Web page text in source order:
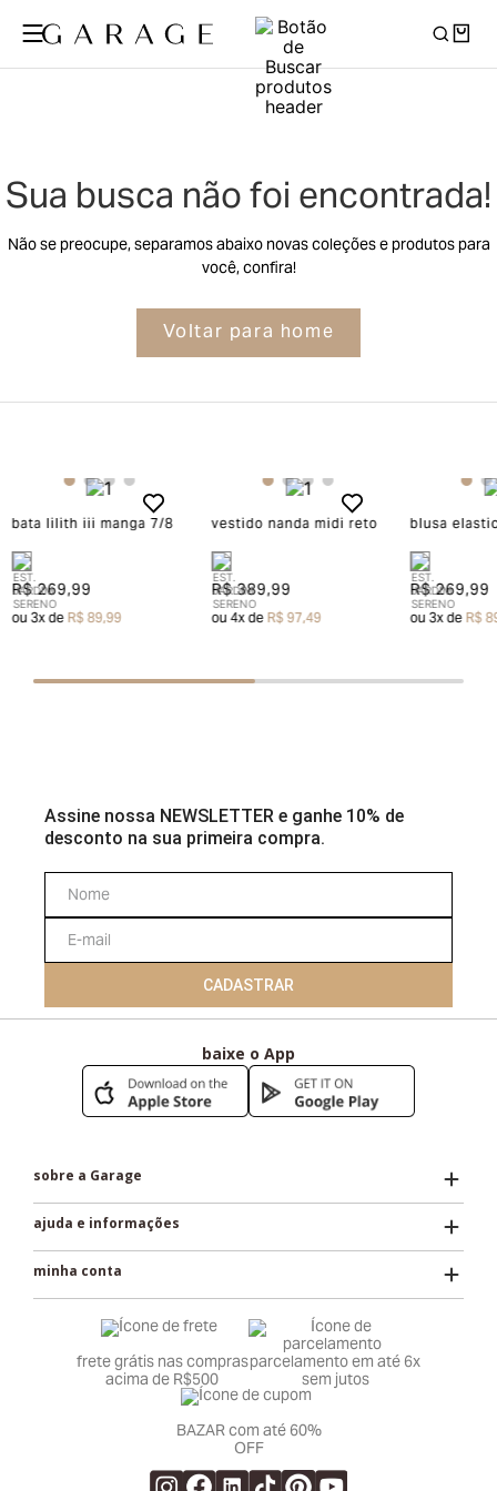
Sua busca não foi encontrada!
Não se preocupe, separamos abaixo novas coleções e produtos para
você, confira!
Voltar para home
bata lilith iii manga 7/8
R$ 269,99
ou3x deR$ 89,99
vestido nanda midi reto
R$ 389,99
ou4x deR$ 97,49
blusa
R$ 269,99
ou3x deR$
Assine nossa NEWSLETTER e ganhe 10% de
desconto na sua primeira compra.
CADASTRAR
baixe o App
sobre a Garage
ajuda e informações
minha conta
frete grátis nas compras
acima de R$500
parcelamento em até 6x
sem jutos
BAZAR com até 60%
OFF